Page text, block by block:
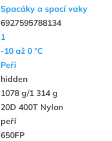
Spacáky a spací vaky
6927595788134
1
-10 až 0 °C
Peří
hidden
1078 g/1 314 g
20D 400T Nylon
peří
650FP